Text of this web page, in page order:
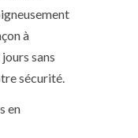
à
sans
sécurité.
en